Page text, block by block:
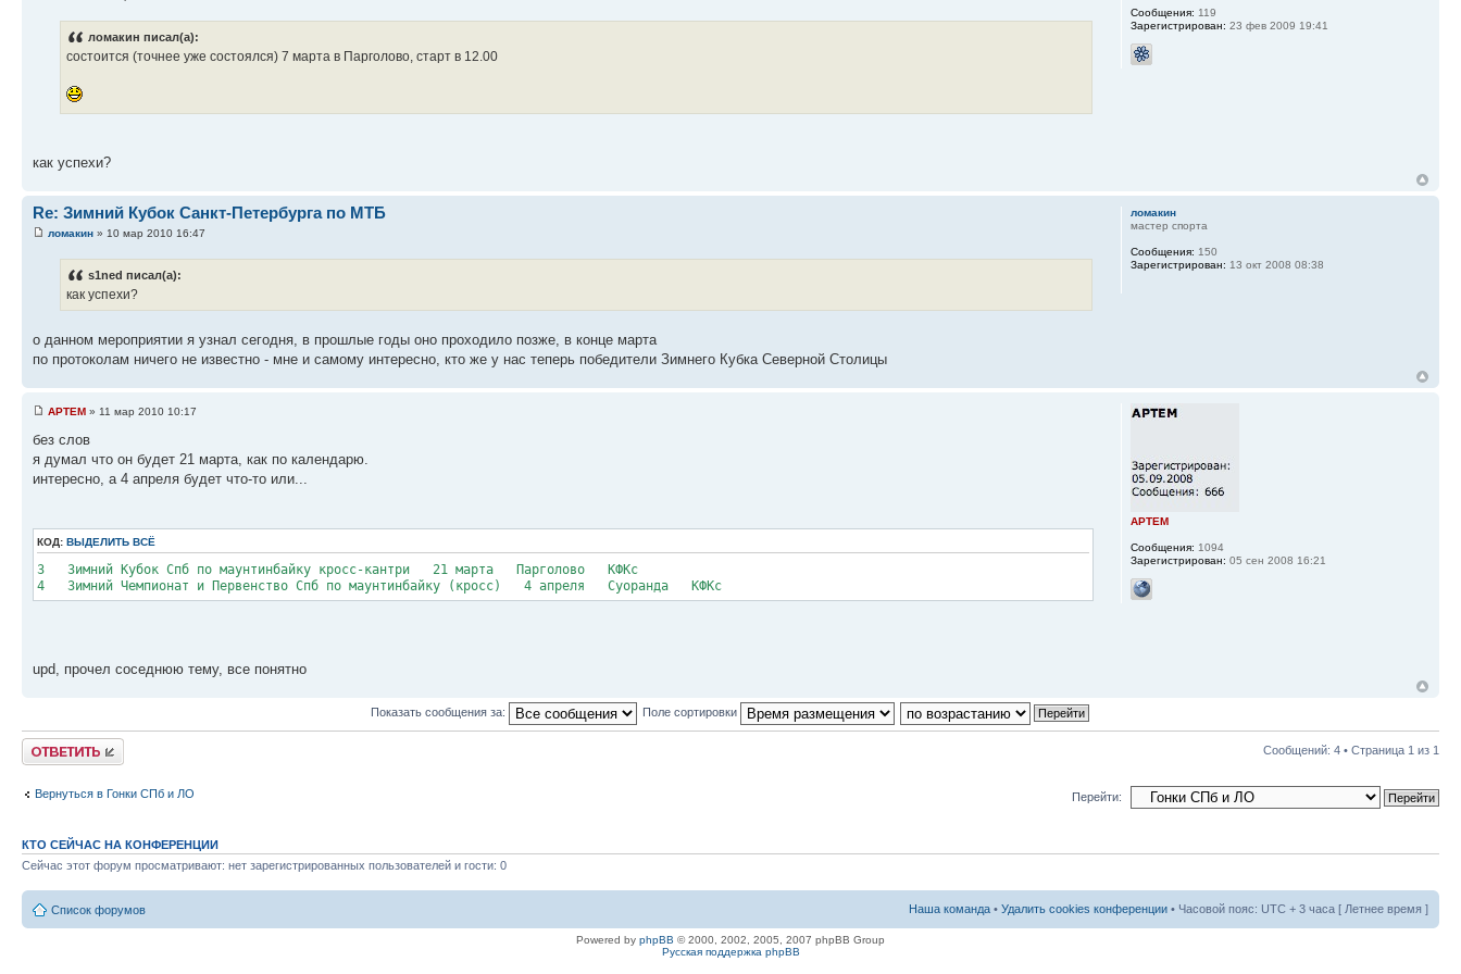
ломакин писал(а):
состоится (точнее уже состоялся) 7 марта в Парголово, старт в 12.00
как успехи?
Сообщения: 119
Зарегистрирован: 23 фев 2009 19:41
Re: Зимний Кубок Санкт-Петербурга по МТБ
ломакин » 10 мар 2010 16:47
s1ned писал(а):
как успехи?
о данном мероприятии я узнал сегодня, в прошлые годы оно проходило позже, в конце марта
по протоколам ничего не известно - мне и самому интересно, кто же у нас теперь победители Зимнего Кубка Северной Столицы
ломакин
мастер спорта
Сообщения: 150
Зарегистрирован: 13 окт 2008 08:38
APTEM » 11 мар 2010 10:17
без слов
я думал что он будет 21 марта, как по календарю.
интересно, а 4 апреля будет что-то или...
КОД: ВЫДЕЛИТЬ ВСЁ
3 Зимний Кубок Спб по маунтинбайку кросс-кантри 21 марта Парголово КФКс
4 Зимний Чемпионат и Первенство Спб по маунтинбайку (кросс) 4 апреля Суоранда КФКс
upd, прочел соседнюю тему, все понятно
APTEM
Сообщения: 1094
Зарегистрирован: 05 сен 2008 16:21
Показать сообщения за: Поле сортировки
Ответить Сообщений: 4 • Страница 1 из 1
Вернуться в Гонки СПб и ЛО Перейти:
КТО СЕЙЧАС НА КОНФЕРЕНЦИИ
Сейчас этот форум просматривают: нет зарегистрированных пользователей и гости: 0
Список форумов Наша команда • Удалить cookies конференции • Часовой пояс: UTC + 3 часа [ Летнее время ]
Powered by phpBB © 2000, 2002, 2005, 2007 phpBB Group
Русская поддержка phpBB